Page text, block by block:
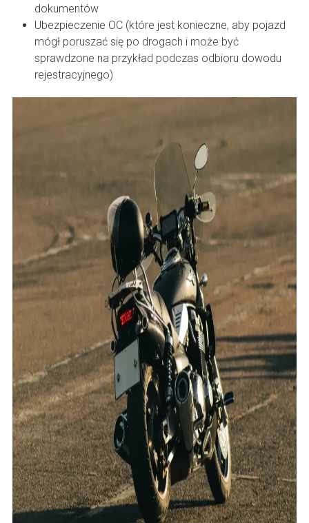
dokumentów
Ubezpieczenie OC (które jest konieczne, aby pojazd
mógł poruszać się po drogach i może być
sprawdzone na przykład podczas odbioru dowodu
rejestracyjnego)